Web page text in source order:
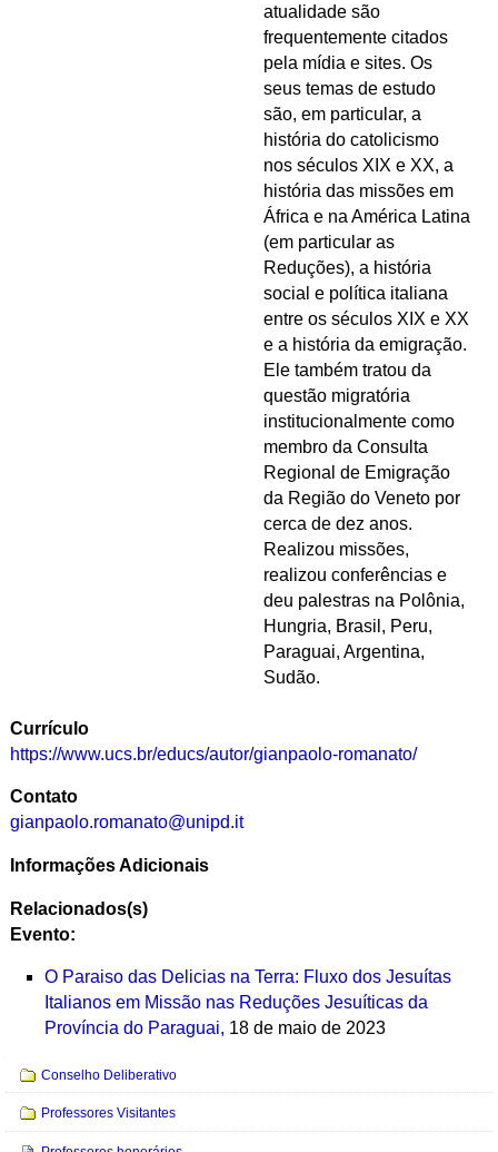
atualidade são
frequentemente citados
pela mídia e sites. Os
seus temas de estudo
são, em particular, a
história do catolicismo
nos séculos XIX e XX, a
história das missões em
África e na América Latina
(em particular as
Reduções), a história
social e política italiana
entre os séculos XIX e XX
e a história da emigração.
Ele também tratou da
questão migratória
institucionalmente como
membro da Consulta
Regional de Emigração
da Região do Veneto por
cerca de dez anos.
Realizou missões,
realizou conferências e
deu palestras na Polônia,
Hungria, Brasil, Peru,
Paraguai, Argentina,
Sudão.
Currículo
https://www.ucs.br/educs/autor/gianpaolo-romanato/
Contato
gianpaolo.romanato@unipd.it
Informações Adicionais
Relacionados(s)
Evento:
O Paraiso das Delicias na Terra: Fluxo dos Jesuítas
Italianos em Missão nas Reduções Jesuíticas da
Província do Paraguai, 18 de maio de 2023
Navegação
Conselho Deliberativo
Professores Visitantes